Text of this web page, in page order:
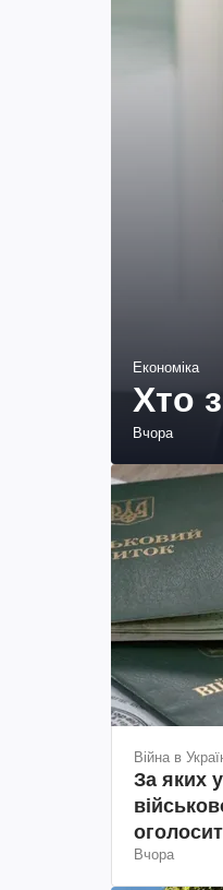
Економіка
Хто
Вчора
Війна в
За яких
юриста
Вчора